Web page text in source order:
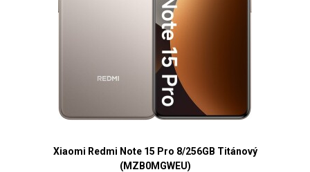
Xiaomi Redmi Note 15 Pro 8/256GB Titánový
(MZB0MGWEU)